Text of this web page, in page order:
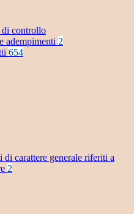
controllo
adempimenti 2
654
di carattere generale riferiti a
2